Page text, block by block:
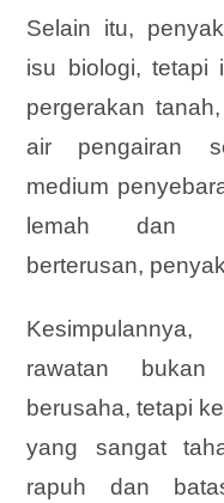
Selain itu,
isu biologi, tetapi
pergerakan
air pengairan
medium
lemah dan
berterusan,
rawatan
berusaha, tetapi
yang sangat
rapuh dan